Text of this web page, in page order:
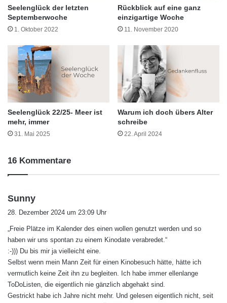
Seelenglück der letzten
Septemberwoche
1. Oktober 2022
Rückblick auf eine ganz
einzigartige Woche
11. November 2020
Seelenglück 22/25- Meer ist
mehr, immer
31. Mai 2025
Warum ich doch übers Alter
schreibe
22. April 2024
16 Kommentare
Sunny
t
28. Dezember 2024 um 23:09 Uhr
„Freie Plätze im Kalender des einen wollen genutzt werden und so
haben wir uns spontan zu einem Kinodate verabredet.“
:-))) Du bis mir ja vielleicht eine.
Selbst wenn mein Mann Zeit für einen Kinobesuch hätte, hätte ich
vermutlich keine Zeit ihn zu begleiten. Ich habe immer ellenlange
ToDoListen, die eigentlich nie gänzlich abgehakt sind.
Gestrickt habe ich Jahre nicht mehr. Und gelesen eigentlich nicht, seit